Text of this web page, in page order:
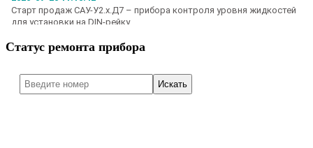
Статус ремонта прибора